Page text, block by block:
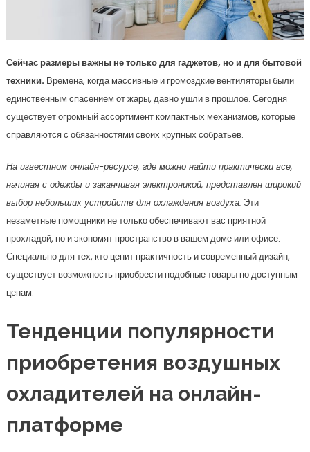
Сейчас размеры важны не только для гаджетов, но и для бытовой
техники.Времена, когда массивные и громоздкие вентиляторы были
единственным спасением от жары, давно ушли в прошлое. Сегодня
существует огромный ассортимент компактных механизмов, которые
справляются с обязанностями своих крупных собратьев.
На известном онлайн-ресурсе, где можно найти практически все,
начиная с одежды и заканчивая электроникой, представлен широкий
выбор небольших устройств для охлаждения воздуха. Эти
незаметные помощники не только обеспечивают вас приятной
прохладой, но и экономят пространство в вашем доме или офисе.
Специально для тех, кто ценит практичность и современный дизайн,
существует возможность приобрести подобные товары по доступным
ценам.
Тенденции популярности
приобретения воздушных
охладителей на онлайн-
платформе